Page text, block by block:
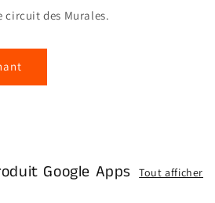
circuit des Murales.
Google Apps Tout afficher